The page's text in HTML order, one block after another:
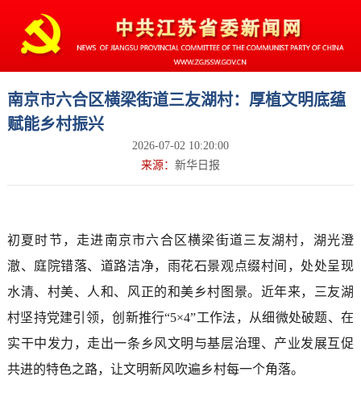
南京市六合区横梁街道三友湖村：厚植文明底蕴
赋能乡村振兴
2026-07-02 10:20:00
来源： 新华日报
初夏时节，走进南京市六合区横梁街道三友湖村，湖光澄
澈、庭院错落、道路洁净，雨花石景观点缀村间，处处呈现
水清、村美、人和、风正的和美乡村图景。近年来，三友湖
村坚持党建引领，创新推行“5×4”工作法，从细微处破题、在
实干中发力，走出一条乡风文明与基层治理、产业发展互促
共进的特色之路，让文明新风吹遍乡村每一个角落。